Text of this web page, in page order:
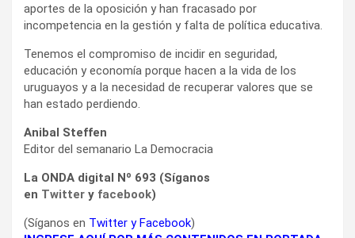
aportes de la oposición y han fracasado por
incompetencia en la gestión y falta de política educativa.
Tenemos el compromiso de incidir en seguridad,
educación y economía porque hacen a la vida de los
uruguayos y a la necesidad de recuperar valores que se
han estado perdiendo.
Anibal Steffen
Editor del semanario La Democracia
La ONDA digital Nº 693 (Síganos
en Twitter y facebook)
(Síganos en Twitter yFacebook)